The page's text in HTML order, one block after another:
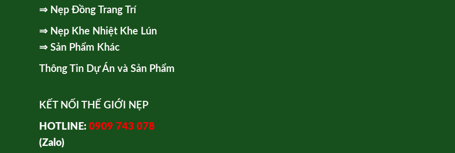
⇒ Nẹp Đồng Trang Trí
⇒ Nẹp Khe Nhiệt Khe Lún
⇒ Sản Phẩm Khác
Thông Tin Dự Án và Sản Phẩm
KẾT NỐI THẾ GIỚI NẸP
HOTLINE: 0909 743 078
(Zalo)